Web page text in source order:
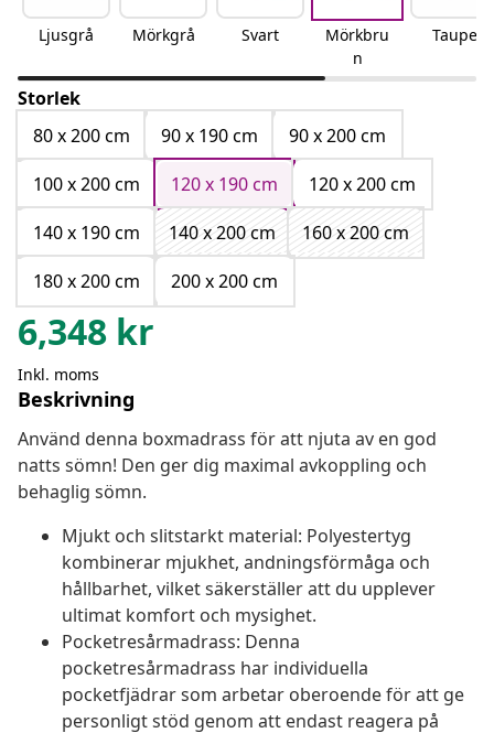
Ljusgrå Mörkgrå Svart
Mörkbru
n
Taupe
Storlek
80 x 200 cm
90 x 190 cm
90 x 200 cm
100 x 200 cm
120 x 190 cm
120 x 200 cm
140 x 190 cm
140 x 200 cm
160 x 200 cm
180 x 200 cm
200 x 200 cm
6,348 kr
Inkl. moms
Beskrivning
Använd denna boxmadrass för att njuta av en god
natts sömn! Den ger dig maximal avkoppling och
behaglig sömn.
Mjukt och slitstarkt material: Polyestertyg
kombinerar mjukhet, andningsförmåga och
hållbarhet, vilket säkerställer att du upplever
ultimat komfort och mysighet.
Pocketresårmadrass: Denna
pocketresårmadrass har individuella
pocketfjädrar som arbetar oberoende för att ge
personligt stöd genom att endast reagera på